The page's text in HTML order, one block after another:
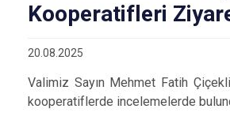
Kooperatifleri
20.08.2025
Valimiz Sayın Mehmet Fatih
kooperatiflerde incelemelerde